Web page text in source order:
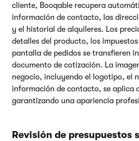
cliente, Booqable recupera
información de contacto, las
y el historial de alquileres. Los
detalles del producto, los
pantalla de pedidos se transfieren
documento de cotización. La
negocio, incluyendo el logotipo, el
información de contacto, se aplica
garantizando una apariencia
Revisión de presupuestos